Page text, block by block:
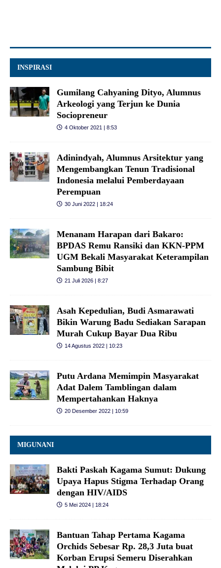
INSPIRASI
Gumilang Cahyaning Dityo, Alumnus
Arkeologi yang Terjun ke Dunia
Sociopreneur
4 Oktober 2021 | 8:53
Adinindyah, Alumnus Arsitektur yang
Mengembangkan Tenun Tradisional
Indonesia melalui Pemberdayaan
Perempuan
30 Juni 2022 | 18:24
Menanam Harapan dari Bakaro:
BPDAS Remu Ransiki dan KKN-PPM
UGM Bekali Masyarakat Keterampilan
Sambung Bibit
21 Juli 2026 | 8:27
Asah Kepedulian, Budi Asmarawati
Bikin Warung Badu Sediakan Sarapan
Murah Cukup Bayar Dua Ribu
14 Agustus 2022 | 10:23
Putu Ardana Memimpin Masyarakat
Adat Dalem Tamblingan dalam
Mempertahankan Haknya
20 Desember 2022 | 10:59
MIGUNANI
Bakti Paskah Kagama Sumut: Dukung
Upaya Hapus Stigma Terhadap Orang
dengan HIV/AIDS
5 Mei 2024 | 18:24
Bantuan Tahap Pertama Kagama
Orchids Sebesar Rp. 28,3 Juta buat
Korban Erupsi Semeru Diserahkan